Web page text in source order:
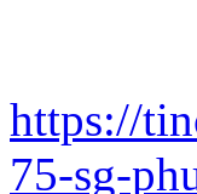
https://
75-sg-